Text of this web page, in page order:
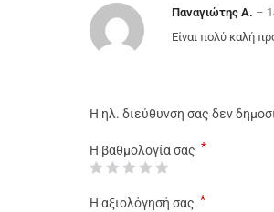
Παναγιώτης Α. –
Είναι πολύ καλή
Η ηλ. διεύθυνση σας δεν
Η βαθμολογία σας *
Η αξιολόγησή σας *